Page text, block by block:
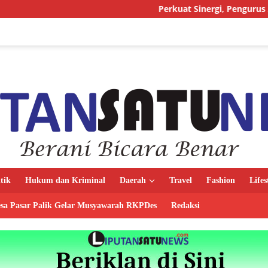
Perkuat Sinergi, Pengurus AMJ Audiensi
Hukum dan Kriminal Daerah Travel Fashion
Pasar Palik Gelar Musyawarah RKPDes Redaksi